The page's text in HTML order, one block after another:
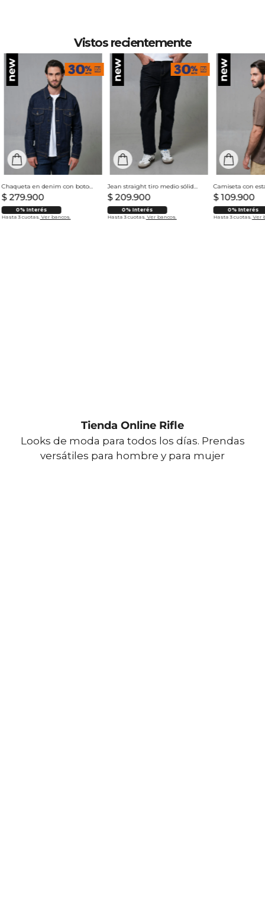
Vistos recientemente
Chaqueta en denim con botones para hombre
$ 279.900
0% Interés
Hasta 3 cuotas. Ver bancos.
Jean straight tiro medio sólido para hombre
$ 209.900
0% Interés
Hasta 3 cuotas. Ver bancos.
$ 109.900
0% Interés
Hasta 3 cuotas. Ver
Tienda Online Rifle
Looks de moda para todos los días. Prendas
versátiles para hombre y para mujer